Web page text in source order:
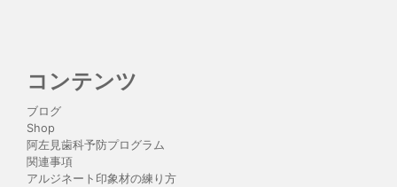
コンテンツ
ブログ
Shop
阿左見歯科予防プログラム
関連事項
アルジネート印象材の練り方